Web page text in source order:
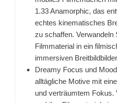
1.33 Anamorphic, das
echtes kinematisches
zu schaffen. Verwandeln
Filmmaterial in ein
immersiven
Dreamy Focus und
alltägliche Motive mit
und verträumtem Fokus.